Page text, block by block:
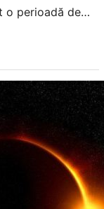
o perioadă de